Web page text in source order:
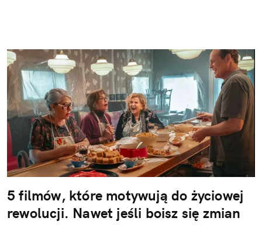
5 filmów, które motywują do życiowej
rewolucji. Nawet jeśli boisz się zmian